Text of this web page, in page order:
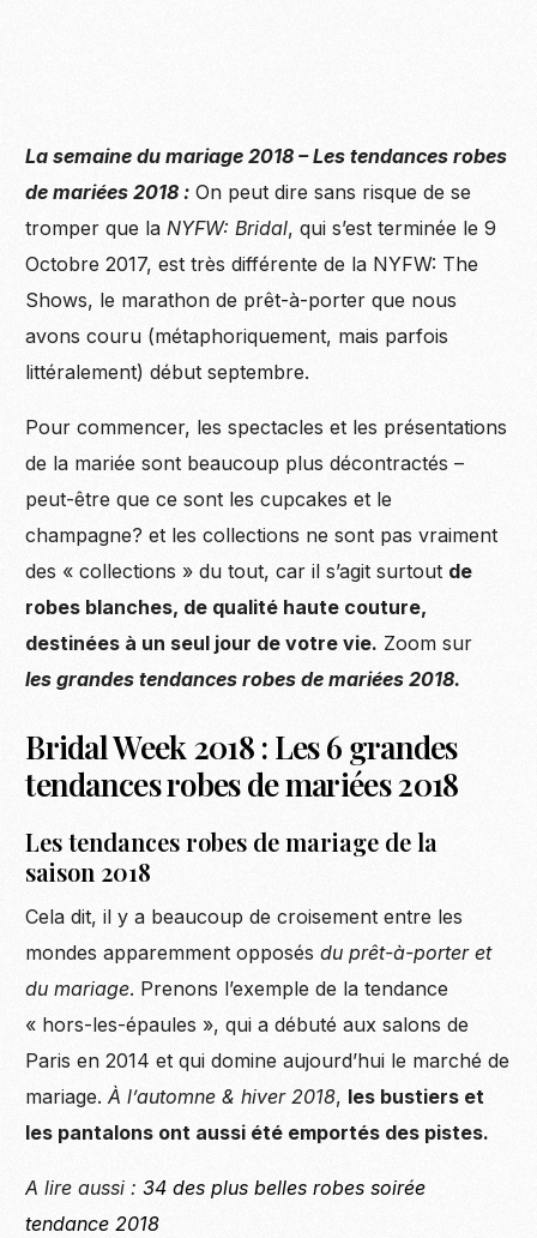
La semaine du mariage 2018 – Les tendances robes
de mariées 2018 : On peut dire sans risque de se
tromper que laNYFW: Bridal, qui s’est terminée le 9
Octobre 2017, est très différente de la NYFW: The
Shows, le marathon de prêt-à-porter que nous
avons couru (métaphoriquement, mais parfois
littéralement) début septembre.
Pour commencer, les spectacles et les présentations
de la mariée sont beaucoup plus décontractés –
peut-être que ce sont les cupcakes et le
champagne? et les collections ne sont pas vraiment
des « collections » du tout, car il s’agit surtout de
robes blanches, de qualité haute couture,
destinées à un seul jour de votre vie. Zoom sur
les grandes tendances robes de mariées 2018.
Bridal Week 2018 : Les 6 grandes
tendances robes de mariées 2018
Les tendances robes de mariage de la
saison 2018
Cela dit, il y a beaucoup de croisement entre les
mondes apparemment opposésdu prêt-à-porter et
du mariage. Prenons l’exemple de la tendance
« hors-les-épaules », qui a débuté aux salons de
Paris en 2014 et qui domine aujourd’hui le marché de
mariage.À l’automne & hiver 2018, les bustiers et
les pantalons ont aussi été emportés des pistes.
A lire aussi :34 des plus belles robes soirée
tendance 2018